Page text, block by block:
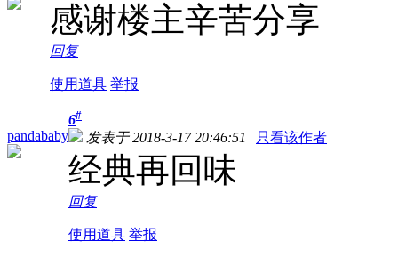
感谢楼主辛苦分享
回复
使用道具 举报
pandababy
6#
发表于 2018-3-17 20:46:51 | 只看该作者
经典再回味
回复
使用道具 举报